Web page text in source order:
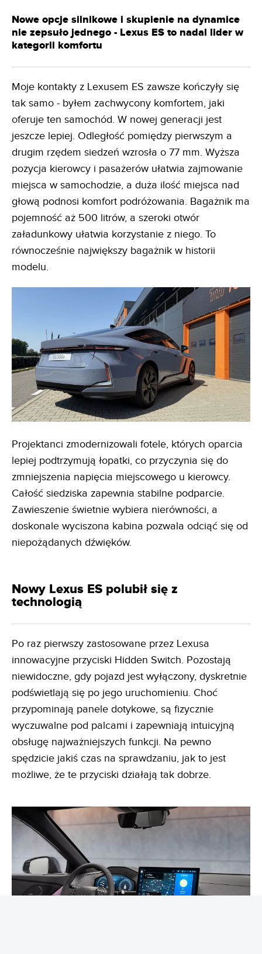
Nowe opcje silnikowe i skupienie na dynamice
nie zepsuło jednego - Lexus ES to nadal lider w
kategorii komfortu
Moje kontakty z Lexusem ES zawsze kończyły się
tak samo - byłem zachwycony komfortem, jaki
oferuje ten samochód. W nowej generacji jest
jeszcze lepiej. Odległość pomiędzy pierwszym a
drugim rzędem siedzeń wzrosła o 77 mm. Wyższa
pozycja kierowcy i pasażerów ułatwia zajmowanie
miejsca w samochodzie, a duża ilość miejsca nad
głową podnosi komfort podróżowania. Bagażnik ma
pojemność aż 500 litrów, a szeroki otwór
załadunkowy ułatwia korzystanie z niego. To
równocześnie największy bagażnik w historii
modelu.
Projektanci zmodernizowali fotele, których oparcia
lepiej podtrzymują łopatki, co przyczynia się do
zmniejszenia napięcia miejscowego u kierowcy.
Całość siedziska zapewnia stabilne podparcie.
Zawieszenie świetnie wybiera nierówności, a
doskonale wyciszona kabina pozwala odciąć się od
niepożądanych dźwięków.
Nowy Lexus ES polubił się z
technologią
Po raz pierwszy zastosowane przez Lexusa
innowacyjne przyciski Hidden Switch. Pozostają
niewidoczne, gdy pojazd jest wyłączony, dyskretnie
podświetlają się po jego uruchomieniu. Choć
przypominają panele dotykowe, są fizycznie
wyczuwalne pod palcami i zapewniają intuicyjną
obsługę najważniejszych funkcji. Na pewno
spędzicie jakiś czas na sprawdzaniu, jak to jest
możliwe, że te przyciski działają tak dobrze.